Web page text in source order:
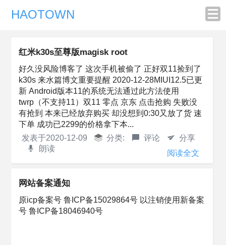
HAOTOWN
红米k30s至尊版magisk root
好久没风险博客了 这次手机被偷了 正好双11捡到了
k30s 来水篇博文重要提醒 2020-12-28MIUI12.5已更
新 Android版本11的系统无法通过此方法使用
twrp（不支持11）双11 零点 京东 点击抢购 失败没
有抢到 本来已经放弃购买 却没想到0:30又放了货 速
下单 成功已2299的价格拿下本...
阅读全文
发表于2020-12-09 分类: 评论
分享
朗读
网站备案通知
原icp备案号 鲁ICP备15029864号 以注销使用新备案
号 鲁ICP备18046940号